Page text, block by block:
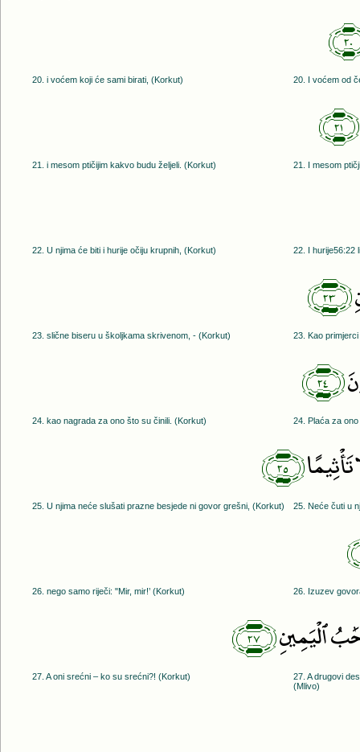
20. i voćem koji će sami birati, (Korkut) 20. I voćem od
﴿٢١﴾
21. i mesom ptičijim kakvo budu željeli. (Korkut) 21. I mesom
22. U njima će biti i hurije očiju krupnih, (Korkut) 22. I hurije56:22
﴿٢٣﴾
23. slične biseru u školjkama skrivenom, - (Korkut) 23. Kao
﴿٢٤﴾
24. kao nagrada za ono što su činili. (Korkut) 24. Plaća za
﴿٢٥﴾
25. U njima neće slušati prazne besjede ni govor grešni, (Korkut) 25. Neće čuti u
26. nego samo riječi: "Mir, mir!’ (Korkut) 26. Izuzev
ٱلْيَمِينِ﴿٢٧﴾
27. A oni srećni – ko su srećni?! (Korkut)
27. A drugovi
(Mlivo)